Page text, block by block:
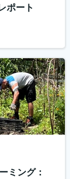
ポート
ミング：